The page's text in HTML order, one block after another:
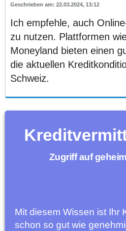
22.03.2024, 13:12
Ich empfehle, auch
zu nutzen. Plattformen
Moneyland bieten einen
die aktuellen
Schweiz.
Zugriff auf
Mit diesem Wissen ist Ihr
schon so gut wie